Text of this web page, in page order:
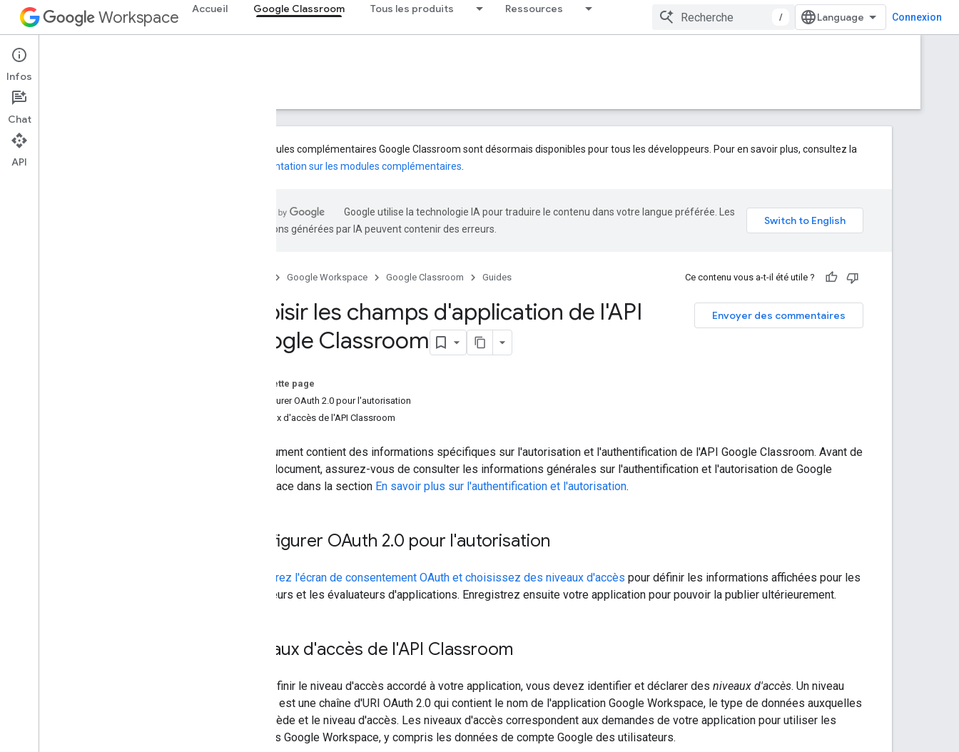
Workspace Accueil Google Classroom Tous les produits Ressources
/ Connexion
Google Classroom
Aperçu
Les modules complémentaires Google Classroom sont désormais disponibles pour tous les développeurs. Pour en savoir plus, consultez la
documentation sur les modules complémentaires
Google utilise la technologie IA pour traduire le contenu dans votre langue préférée. Les
traductions générées par IA peuvent contenir des erreurs.
Google Workspace Google Classroom Guides Ce contenu vous a-t-il été utile ?
Envoyer des commentaires
Choisir les champs d'application de l'API
Google Classroom
Sur cette page
Configurer OAuth 2.0 pour l'autorisation
Niveaux d'accès de l'API Classroom
Ce document contient des informations spécifiques sur l'autorisation et l'authentification de l'API Google Classroom. Avant de
lire ce document, assurez-vous de consulter les informations générales sur l'authentification et l'autorisation de Google
Workspace dans la section En savoir plus sur l'authentification et l'autorisation.
Configurer OAuth 2.0 pour l'autorisation
Configurez l'écran de consentement OAuth et choisissez des niveaux d'accès pour définir les informations affichées pour les
utilisateurs et les évaluateurs d'applications. Enregistrez ensuite votre application pour pouvoir la publier ultérieurement.
Niveaux d'accès de l'API Classroom
Pour définir le niveau d'accès accordé à votre application, vous devez identifier et déclarer des niveaux d'accès. Un niveau
d'accès est une chaîne d'URI OAuth 2.0 qui contient le nom de l'application Google Workspace, le type de données auxquelles
elle accède et le niveau d'accès. Les niveaux d'accès correspondent aux demandes de votre application pour utiliser les
données Google Workspace, y compris les données de compte Google des utilisateurs.
Infos
Chat
API